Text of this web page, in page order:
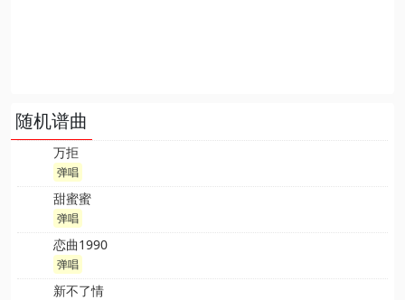
随机谱曲
万拒
弹唱
甜蜜蜜
弹唱
恋曲1990
弹唱
新不了情